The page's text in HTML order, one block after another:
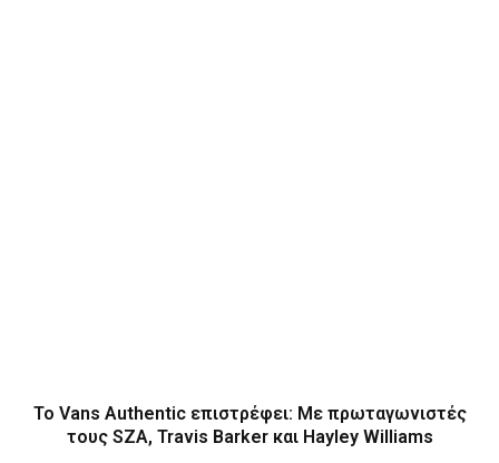
Το Vans Authentic επιστρέφει: Με πρωταγωνιστές
τους SZA, Travis Barker και Hayley Williams